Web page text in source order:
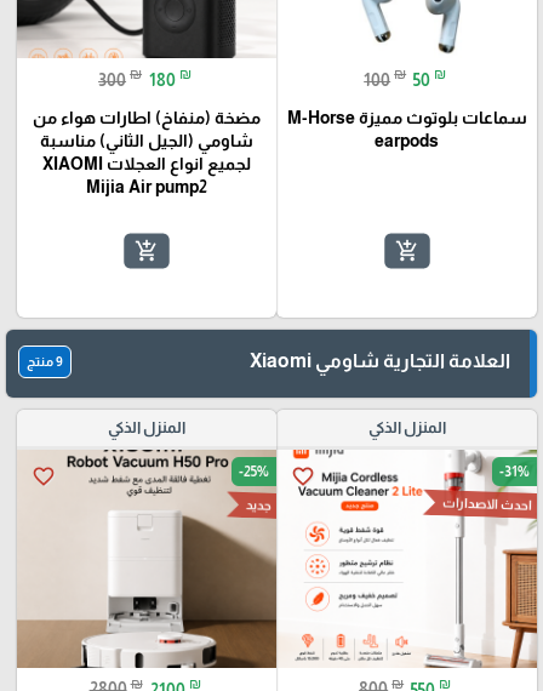
100 ₪ 50 ₪
سماعات بلوتوث مميزة M-Horse
earpods
add_shopping_cart
300 ₪ 180 ₪
مضخة (منفاخ) اطارات هواء من
شاومي (الجيل الثاني) مناسبة
لجميع انواع العجلات XIAOMI
Mijia Air pump2
add_shopping_cart
العلامة التجارية شاومي Xiaomi 9 منتج
المنزل الذكي
favorite_border -31%
احدث الاصدارات
₪ ₪
المنزل الذكي
favorite_border -25%
جديد
₪ ₪